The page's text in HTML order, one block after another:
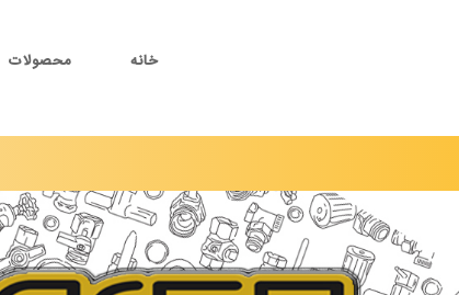
خانه محصولات
شیر